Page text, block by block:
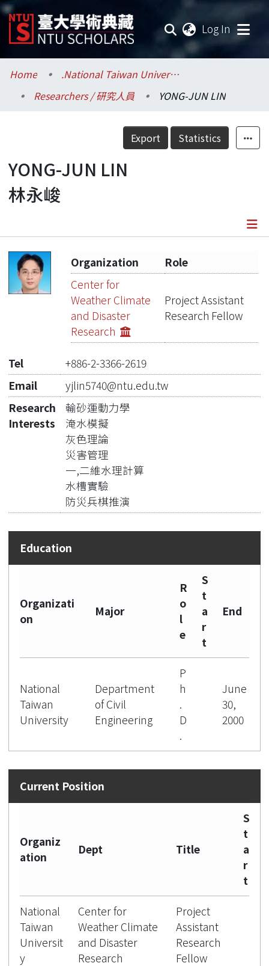
Log In
Communities & Collections
Research Outputs
Researchers
Organizations
Home
.National Taiwan University / 國立臺灣大學
Researchers / 研究人員
YONG-JUN LIN
Export Statistics
YONG-JUN LIN
林永峻
Publications
Projects
Metrics
Network Lab
Organization
Role
Center for
Weather Climate
and Disaster
Research
Project Assistant
Research Fellow
Tel
+886-2-3366-2619
Email
yjlin5740@ntu.edu.tw
Research
Interests
輸砂運動力學
淹水模擬
灰色理論
災害管理
一,二維水理計算
水槽實驗
防災兵棋推演
Organizati
on
Major
R
o
l
e
S
t
a
r
t
End
National
Taiwan
University
Department
of Civil
Engineering
P
h
.
D
.
June
30,
2000
Organiz
ation
Dept Title
S
t
a
r
t
National
Taiwan
Universit
y
Center for
Weather Climate
and Disaster
Research
Project
Assistant
Research
Fellow